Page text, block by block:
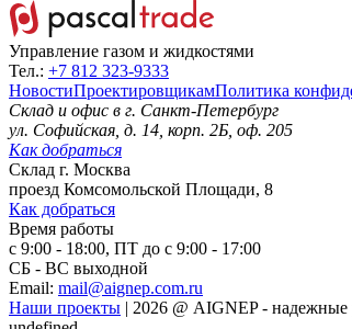
Управление газом и жидкостями
Тел.: +7 812 323-9333
НовостиПроектировщикамПолитика
Склад и офис в г. Санкт-Петербург
ул. Софийская, д. 14, корп. 2Б, оф. 205
Как добраться
Склад г. Москва
проезд Комсомольской Площади, 8
Как добраться
Время работы
с 9:00 - 18:00, ПТ до с 9:00 - 17:00
СБ - ВС выходной
Email: mail@aignep.com.ru
Наши проекты | 2026 @ AIGNEP - надежные